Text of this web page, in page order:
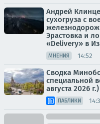
Андрей
сухогруза с
Эрастовка и
«Delivery» в
МНЕНИЯ 14:52
Сводка
специальной
августа 2026 г.)
ПАБЛИКИ